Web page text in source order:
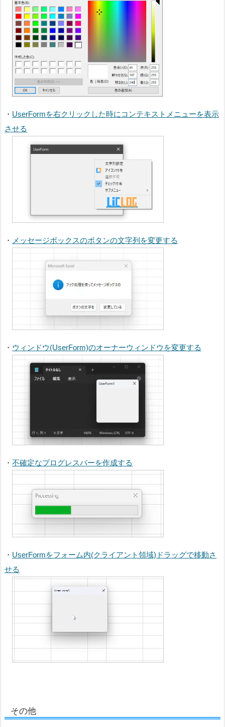
・ UserFormを右クリックした時にコンテキストメニューを表示
させる
・ メッセージボックスのボタンの文字列を変更する
・ ウィンドウ(UserForm)のオーナーウィンドウを変更する
・ 不確定なプログレスバーを作成する
・ UserFormをフォーム内(クライアント領域)ドラッグで移動さ
せる
その他